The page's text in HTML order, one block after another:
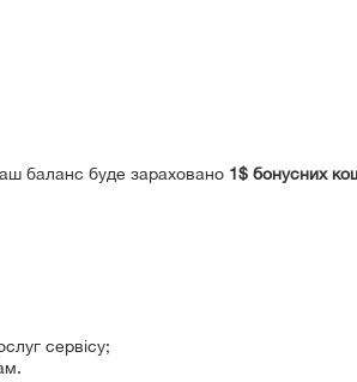
баланс буде зараховано 1$ бонусних
сервісу;